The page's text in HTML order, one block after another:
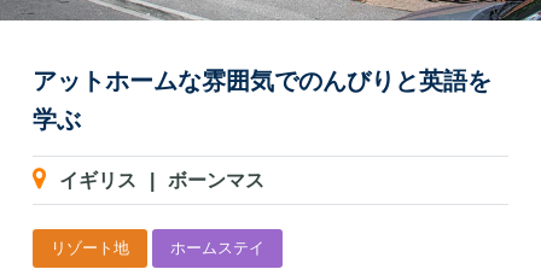
アットホームな雰囲気でのんびりと英語を
学ぶ
イギリス ボーンマス
リゾート地 ホームステイ